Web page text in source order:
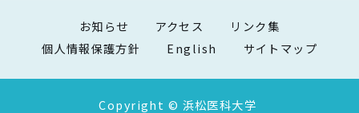
お知らせ アクセス
リンク集
個人情報保護方針
English サイトマップ
Copyright © 浜松医科大学